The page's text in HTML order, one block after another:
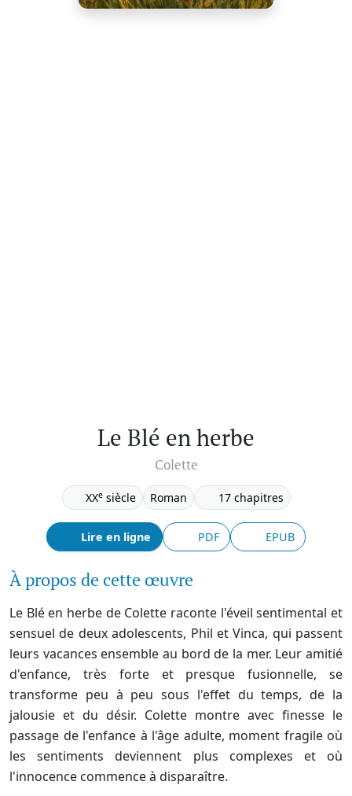
Le Blé en herbe
Colette
XXe siècle Roman 17 chapitres
Lire en ligne PDF EPUB
À propos de cette œuvre
Le Blé en herbe de Colette raconte l'éveil sentimental et
sensuel de deux adolescents, Phil et Vinca, qui passent
leurs vacances ensemble au bord de la mer. Leur amitié
d'enfance, très forte et presque fusionnelle, se
transforme peu à peu sous l'effet du temps, de la
jalousie et du désir. Colette montre avec finesse le
passage de l'enfance à l'âge adulte, moment fragile où
les sentiments deviennent plus complexes et où
l'innocence commence à disparaître.